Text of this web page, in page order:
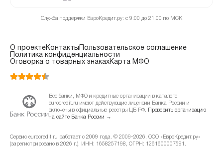
Служба поддержки ЕвроКредит.ру: с 9:00 до 21:00 по МСК
О проектеКонтакты Пользовательское соглашение
Политика конфиденциальности
Оговорка о товарных знакахКарта МФО
Все банки, МФО и кредитные организации в каталоге
eurocredit.ru имеют действующие лицензии Банка России и
включены в официальные реестры ЦБ РФ.
Проверить организацию
на сайте Банка России →
Сервис eurocredit.ru работает с 2009 года. © 2009–2026, ООО «ЕвроКредит.ру»
(зарегистрировано в 2026 г.). ИНН: 1658257198, ОГРН: 1261600007591.